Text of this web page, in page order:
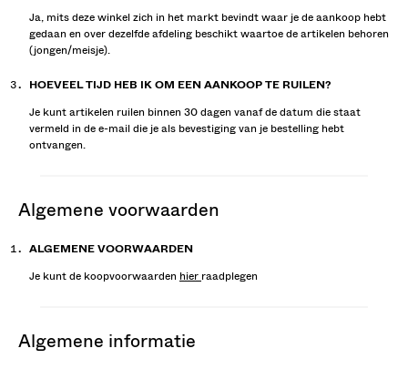
Ja, mits deze winkel zich in het markt bevindt waar je de aankoop hebt
gedaan en over dezelfde afdeling beschikt waartoe de artikelen behoren
(jongen/meisje).
HOEVEEL TIJD HEB IK OM EEN AANKOOP TE RUILEN?
Je kunt artikelen ruilen binnen 30dagen vanaf de datum die staat
vermeld in de e-mail die je als bevestiging van je bestelling hebt
ontvangen.
algemene voorwaarden
ALGEMENE VOORWAARDEN
Je kunt de koopvoorwaarden hier raadplegen
algemene informatie